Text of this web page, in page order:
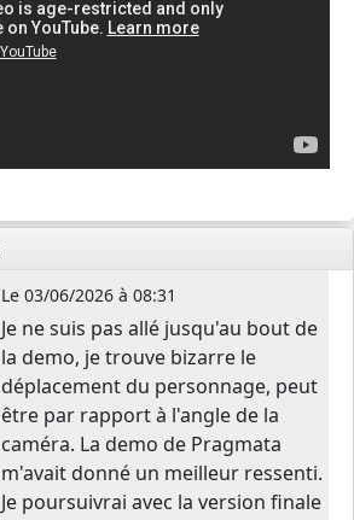
Le03/06/2026 à 08:31
Je ne suis pas allé jusqu'au bout de
la demo, je trouve bizarre le
déplacement du personnage, peut
être par rapport à l'angle de la
caméra. La demo de Pragmata
m'avait donné un meilleur ressenti.
Je poursuivrai avec la version finale